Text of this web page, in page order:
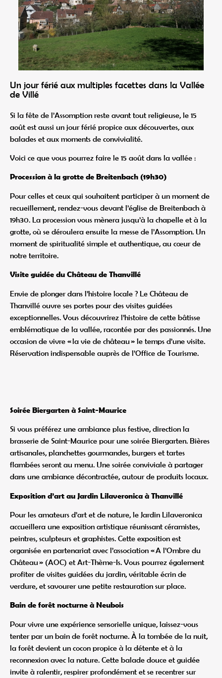
Un jour férié aux multiples facettes dans la Vallée
de Villé
Si la fête de l’Assomption reste avant tout religieuse, le 15
août est aussi un jour férié propice aux découvertes, aux
balades et aux moments de convivialité.
Voici ce que vous pourrez faire le 15 août dans la vallée :
Procession à la grotte de Breitenbach (19h30)
Pour celles et ceux qui souhaitent participer à un moment de
recueillement, rendez-vous devant l’église de Breitenbach à
19h30. La procession vous mènera jusqu’à la chapelle et à la
grotte, où se déroulera ensuite la messe de l’Assomption. Un
moment de spiritualité simple et authentique, au cœur de
notre territoire.
Visite guidée du Château de Thanvillé
Envie de plonger dans l’histoire locale ? Le Château de
Thanvillé ouvre ses portes pour des visites guidées
exceptionnelles. Vous découvrirez l’histoire de cette bâtisse
emblématique de la vallée, racontée par des passionnés. Une
occasion de vivre « la vie de château » le temps d’une visite.
Réservation indispensable auprès de l’Office de Tourisme.
Soirée Biergarten à Saint-Maurice
Si vous préférez une ambiance plus festive, direction la
brasserie de Saint-Maurice pour une soirée Biergarten. Bières
artisanales, planchettes gourmandes, burgers et tartes
flambées seront au menu. Une soirée conviviale à partager
dans une ambiance décontractée, autour de produits locaux.
Exposition d’art au Jardin Lilaveronica à Thanvillé
Pour les amateurs d’art et de nature, le Jardin Lilaveronica
accueillera une exposition artistique réunissant céramistes,
peintres, sculpteurs et graphistes. Cette exposition est
organisée en partenariat avec l’association « A l’Ombre du
Château » (AOC) et Art-Thème-Is. Vous pourrez également
profiter de visites guidées du jardin, véritable écrin de
verdure, et savourer une petite restauration sur place.
Bain de forêt nocturne à Neubois
Pour vivre une expérience sensorielle unique, laissez-vous
tenter par un bain de forêt nocturne. À la tombée de la nuit,
la forêt devient un cocon propice à la détente et à la
reconnexion avec la nature. Cette balade douce et guidée
invite à ralentir, respirer profondément et se recentrer sur